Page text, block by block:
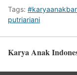
Tags:
putriariani
Karya Anak